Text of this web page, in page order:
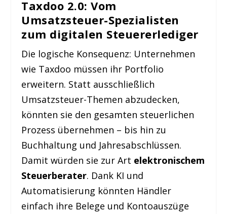
Taxdoo 2.0: Vom
Umsatzsteuer-Spezialisten
zum digitalen Steuererlediger
Die logische Konsequenz: Unternehmen
wie Taxdoo müssen ihr Portfolio
erweitern. Statt ausschließlich
Umsatzsteuer-Themen abzudecken,
könnten sie den gesamten steuerlichen
Prozess übernehmen – bis hin zu
Buchhaltung und Jahresabschlüssen.
Damit würden sie zur Art elektronischem
Steuerberater. Dank KI und
Automatisierung könnten Händler
einfach ihre Belege und Kontoauszüge